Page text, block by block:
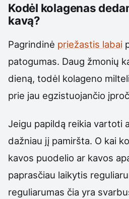
Kodėl kolagenas
kavą?
Pagrindinė priežastis labai
patogumas. Daug žmonių
dieną, todėl kolageno
prie jau egzistuojančio
Jeigu papildą reikia vartoti
dažniau jį pamiršta. O kai
kavos puodelio ar kavos
paprasčiau laikytis
reguliarumas čia yra